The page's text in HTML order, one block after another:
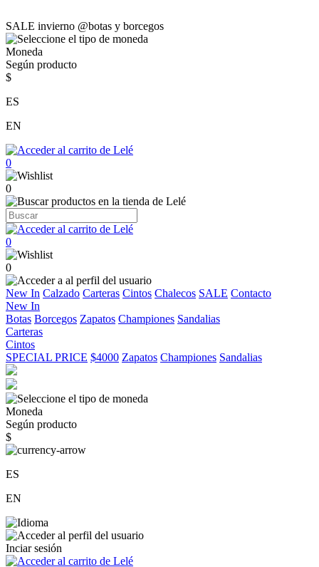
SALE invierno @botas y borcegos
Moneda
Según producto
$
ES
EN
0
0
0
0
New In Calzado Carteras Cintos Chalecos SALE Contacto
New In
Botas Borcegos Zapatos Championes Sandalias
Carteras
Cintos
SPECIAL PRICE $4000 Zapatos Championes Sandalias
Moneda
Según producto
$
ES
EN
Inciar sesión